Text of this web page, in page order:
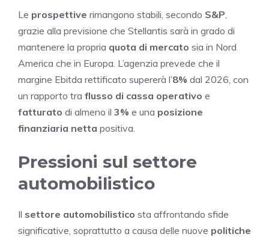
Le prospettive rimangono stabili, secondo S&P
grazie alla previsione che Stellantis sarà in grado di
mantenere la propria quota di mercato sia in Nord
America che in Europa. L’agenzia prevede che il
margine Ebitda rettificato supererà l’8% dal 2026, con
un rapporto tra flusso di cassa operativo e
fatturato di almeno il 3% e una posizione
finanziaria netta positiva.
Pressioni sul settore
automobilistico
Il settore automobilistico sta affrontando sfide
significative, soprattutto a causa delle nuove politiche